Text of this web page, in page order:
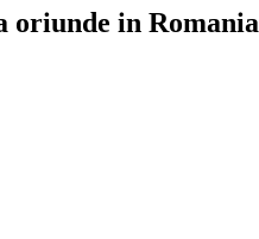
oriunde in Romania